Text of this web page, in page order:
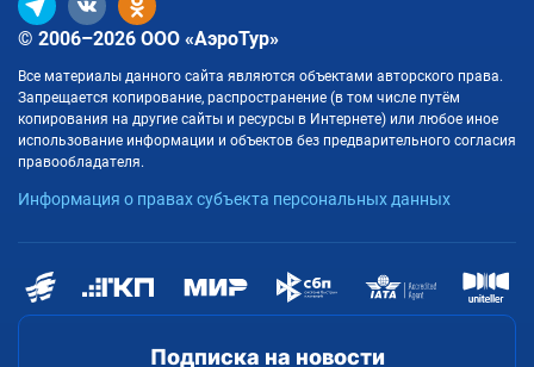
Подписка на новости
© 2006–2026 ООО «АэроТур»
Все материалы данного сайта являются объектами авторского права.
Запрещается копирование, распространение (в том числе путём
копирования на другие сайты и ресурсы в Интернете) или любое иное
использование информации и объектов без предварительного согласия
правообладателя.
Информация о правах субъекта персональных данных